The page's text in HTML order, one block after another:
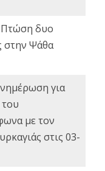
Πτώση δυο
στην Ψάθα
για
με τον
στις 03-